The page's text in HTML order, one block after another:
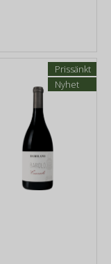
Advocate]
Prissänkt
Nyhet